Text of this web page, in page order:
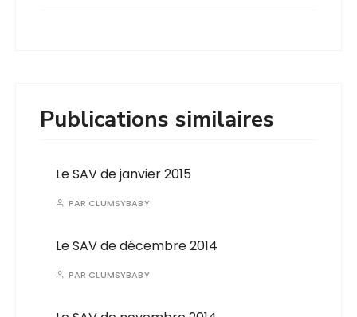
Publications similaires
Le SAV de janvier 2015
PAR CLUMSYBABY
Le SAV de décembre 2014
PAR CLUMSYBABY